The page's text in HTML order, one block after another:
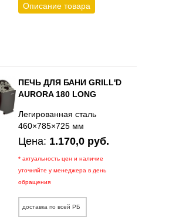
Описание товара
ПЕЧЬ ДЛЯ БАНИ GRILL'D
AURORA 180 LONG
Легированная сталь
460×785×725 мм
Цена: 1.170,0 руб.
* актуальность цен и наличие
уточняйте у менеджера в день
обращения
доставка по всей РБ